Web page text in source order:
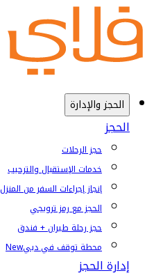
الحجز والإدارة
الحجز
حجز الرحلات
خدمات الإستقبال والترحيب
إنجاز إجراءات السفر من المنزل
الحجز مع رمز ترويجي
حجز رحلة طيران + فندق
محطة توقف في دبيNew
إدارة الحجز